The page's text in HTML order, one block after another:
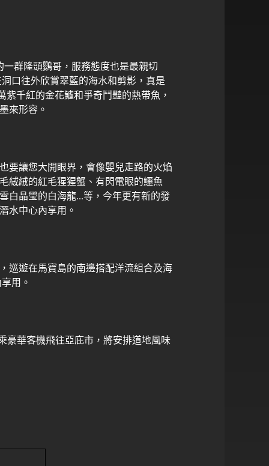
群隆頭鸚哥，服務態度也是最親切
口往外欣賞翠藍的海水和剪影，真是
紫千紅的金花鱸和爭奇鬥豔的熱帶魚，
來形容。
要讓您大開眼界，會像嬰兒走路的火焰
絨絨的紅毛猩猩蟹、有閃電眼的鱷魚
白晶瑩的白海龍...等，今年更有新的發
水中心內享用。
巡遊在馬寶島的南邊搭配洋流組合及海
用。
豪華客機飛往亞庇市，將安排道地風味